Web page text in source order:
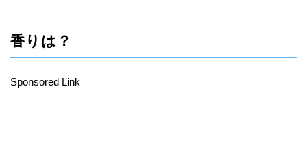
香りは？
Sponsored Link